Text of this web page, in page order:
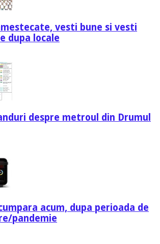
vesti bune si vesti
dupa locale
despre metroul din Drumul
acum, dupa perioada de
pandemie